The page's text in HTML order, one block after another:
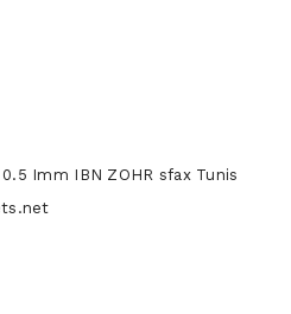
Imm IBN ZOHR sfax Tunis